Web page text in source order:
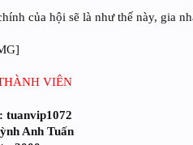
của hội sẽ là như thế này, gia
VIÊN
tuanvip1072
Anh Tuấn